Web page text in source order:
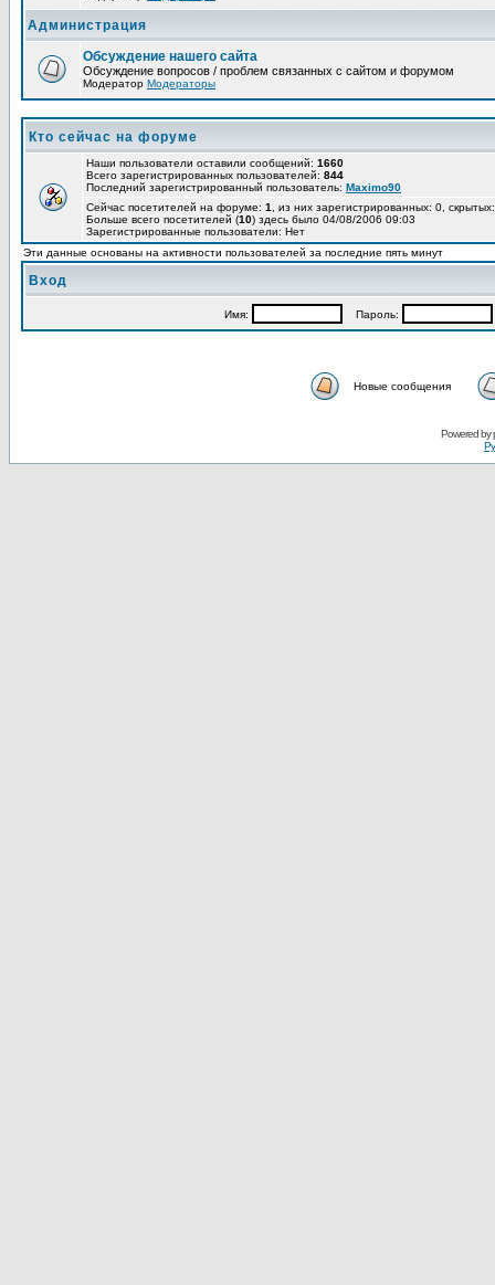
Администрация
Обсуждение нашего сайта
Обсуждение вопросов / проблем связанных с сайтом и форумом
Модератор Модераторы
Кто сейчас на форуме
Наши пользователи оставили сообщений: 1660
Всего зарегистрированных пользователей: 844
Последний зарегистрированный пользователь: Maximo90
Сейчас посетителей на форуме: 1
, из них зарегистрированных: 0,
Больше всего посетителей (10) здесь было 04/08/2006 09:03
Зарегистрированные пользователи: Нет
Эти данные основаны на активности пользователей за последние пять минут
Вход
Имя: Пароль:
Новые сообщения
Powered by